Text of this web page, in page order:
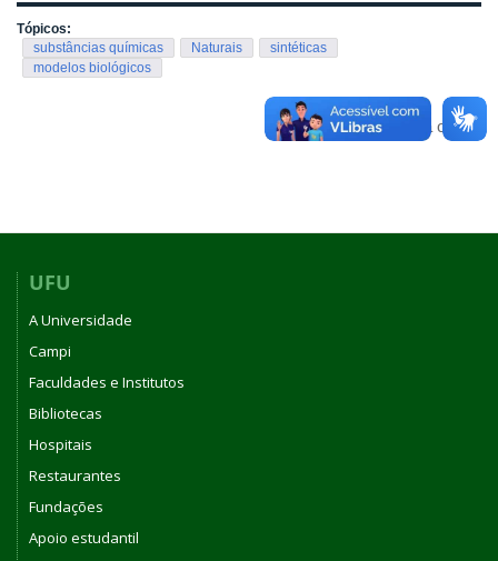
Tópicos:
substâncias químicas
Naturais
sintéticas
modelos biológicos
Voltar para o topo
UFU
A Universidade
Campi
Faculdades e Institutos
Bibliotecas
Hospitais
Restaurantes
Fundações
Apoio estudantil